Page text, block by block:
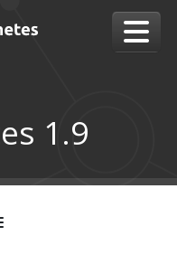
1.9